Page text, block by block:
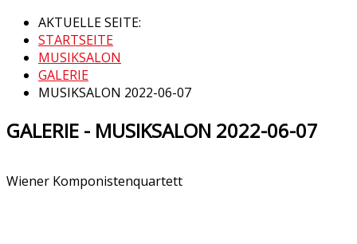
AKTUELLE SEITE:
STARTSEITE
MUSIKSALON
GALERIE
MUSIKSALON 2022-06-07
GALERIE - MUSIKSALON 2022-06-07
Wiener Komponistenquartett